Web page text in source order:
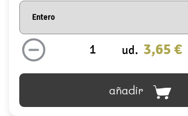
ud. 3,65 €
añadir